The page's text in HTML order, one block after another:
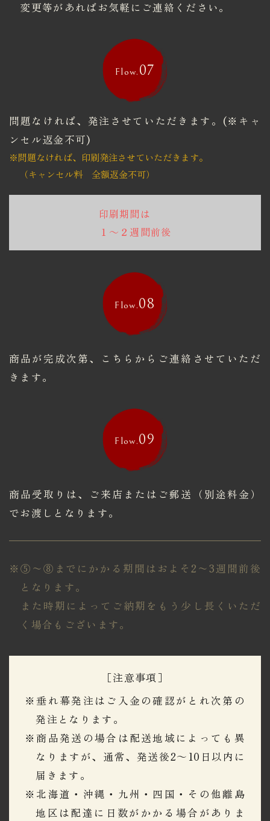
​​​​​​​変更等があればお気軽にご連絡ください。
Flow. 07
問題なければ、発注させていただきます。(※キャ
ンセル返金不可)
※問題なければ、印刷発注させていただきます。
​​​​​​​（キャンセル料 全額返金不可）
印刷期間は
１～２週間前後
Flow.08
商品が完成次第、こちらからご連絡させていただ
きます。
Flow.09
商品受取りは、ご来店またはご郵送（別途料金）
でお渡しとなります。
※⑤〜⑧までにかかる期間はおよそ2〜3週間前後
となります。
​​​​​​​また時期によってご納期をもう少し長くいただ
く場合もございます。
［注意事項］
※垂れ幕発注はご入金の確認がとれ次第の
発注となります。
※商品発送の場合は配送地域によっても異
なりますが、通常、発送後2～10日以内に
届きます。
※北海道・沖縄・九州・四国・その他離島
地区は配達に日数がかかる場合がありま